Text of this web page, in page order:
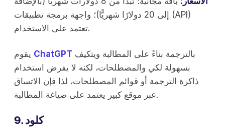
إلى 20 دولارًا شهريًّا)؛ واجهة برمجة تطبيقات (API)
تعتمد على الاستخدام.
ChatGPT
بسهولة لكي والمصطلحات، لكنه لا يفرض استخدام
ذاكرة الترجمة أو قوائم المصطلحات، لذا فإن الاتساق
عبر موقع كبير يعتمد على صياغة المطالبة.
9. كلود